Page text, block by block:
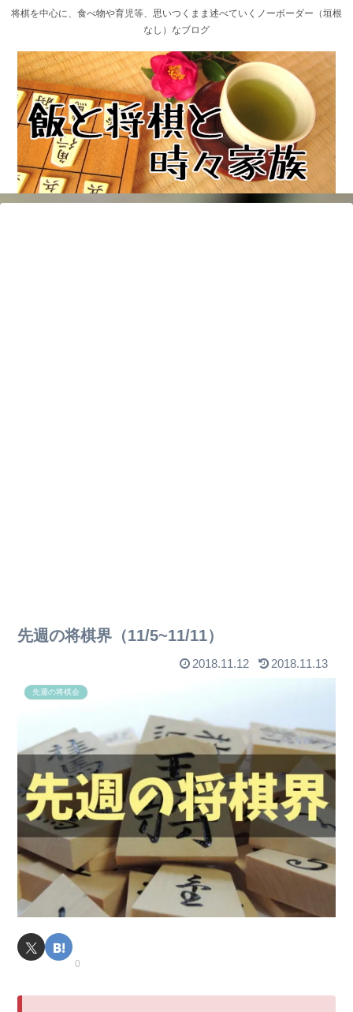
将棋を中心に、食べ物や育児等、思いつくまま述べていくノーボーダー（垣根
なし）なブログ
先週の将棋界（11/5~11/11）
2018.11.12 2018.11.13
先週の将棋会
0